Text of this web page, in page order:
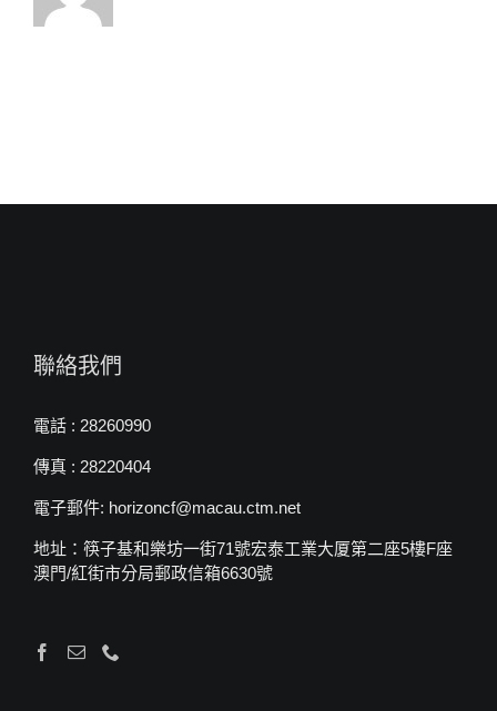
聯絡我們
電話 : 28260990
傳真 : 28220404
電子郵件: horizoncf@macau.ctm.net
地址：筷子基和樂坊一街71號宏泰工業大厦第二座5樓F座
澳門/紅街市分局郵政信箱6630號